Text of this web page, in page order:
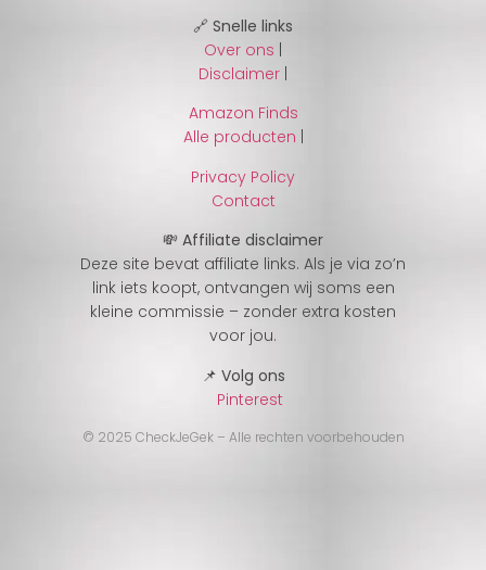
🔗 Snelle links
Over ons |
Disclaimer |
Amazon Finds
Alle producten
Privacy Policy
Contact
💸 Affiliate disclaimer
Deze site bevat affiliate links. Als je via zo’n
link iets koopt, ontvangen wij soms een
kleine commissie – zonder extra kosten
voor jou.
📌 Volg ons
Pinterest
© 2025 CheckJeGek – Alle rechten voorbehouden